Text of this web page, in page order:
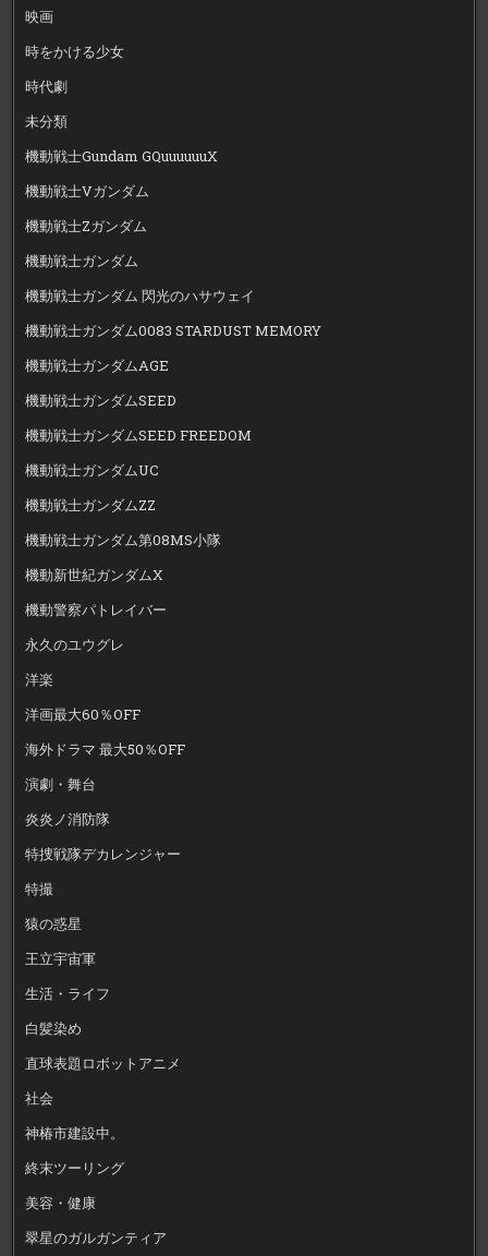
映画
時をかける少女
時代劇
未分類
機動戦士Gundam GQuuuuuuX
機動戦士Vガンダム
機動戦士Zガンダム
機動戦士ガンダム
機動戦士ガンダム 閃光のハサウェイ
機動戦士ガンダム0083 STARDUST MEMORY
機動戦士ガンダムAGE
機動戦士ガンダムSEED
機動戦士ガンダムSEED FREEDOM
機動戦士ガンダムUC
機動戦士ガンダムZZ
機動戦士ガンダム第08MS小隊
機動新世紀ガンダムX
機動警察パトレイバー
永久のユウグレ
洋楽
洋画最大60％OFF
海外ドラマ 最大50％OFF
演劇・舞台
炎炎ノ消防隊
特捜戦隊デカレンジャー
特撮
猿の惑星
王立宇宙軍
生活・ライフ
白髪染め
直球表題ロボットアニメ
社会
神椿市建設中。
終末ツーリング
美容・健康
翠星のガルガンティア